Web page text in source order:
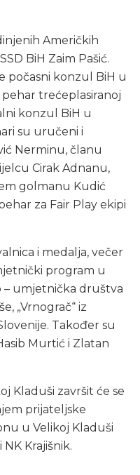
Američkih
BiH Zaim Pašić.
počasni konzul BiH u
trećeplasiranoj
konzul BiH u
su uručeni i
Nerminu, članu
Cirak Adnanu,
golmanu Kudić
za Fair Play ekipi
i medalja, večer
program u
umjetnička društva
„Vrnograč“ iz
Također su
Murtić i Zlatan
Kladuši završit će se
prijateljske
u Velikoj Kladuši
Krajišnik.